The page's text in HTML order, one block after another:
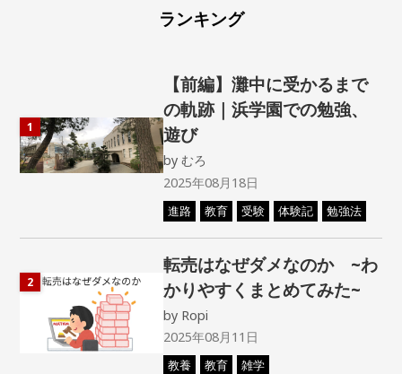
ランキング
1
【前編】灘中に受かるまで
の軌跡｜浜学園での勉強、
遊び
byむろ
2025年08月18日
進路 教育 受験 体験記 勉強法
2
転売はなぜダメなのか ~わ
かりやすくまとめてみた~
by Ropi
2025年08月11日
教養 教育 雑学